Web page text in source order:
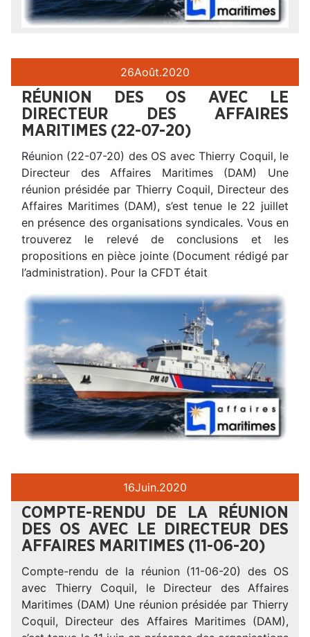
26Août.2020
RÉUNION DES OS AVEC LE
DIRECTEUR DES AFFAIRES
MARITIMES (22-07-20)
Réunion (22-07-20) des OS avec Thierry Coquil, le
Directeur des Affaires Maritimes (DAM) Une
réunion présidée par Thierry Coquil, Directeur des
Affaires Maritimes (DAM), s’est tenue le 22 juillet
en présence des organisations syndicales. Vous en
trouverez le relevé de conclusions et les
propositions en pièce jointe (Document rédigé par
l’administration). Pour la CFDT était
16Juin.2020
COMPTE-RENDU DE LA RÉUNION
DES OS AVEC LE DIRECTEUR DES
AFFAIRES MARITIMES (11-06-20)
Compte-rendu de la réunion (11-06-20) des OS
avec Thierry Coquil, le Directeur des Affaires
Maritimes (DAM) Une réunion présidée par Thierry
Coquil, Directeur des Affaires Maritimes (DAM),